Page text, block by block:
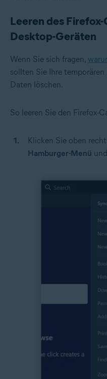
Leeren des
Desktop-Geräten
Wenn Sie sich fragen,
sollten Sie Ihre
Daten löschen.
So leeren Sie den Firefox-
Klicken Sie oben
Hamburger-Menü